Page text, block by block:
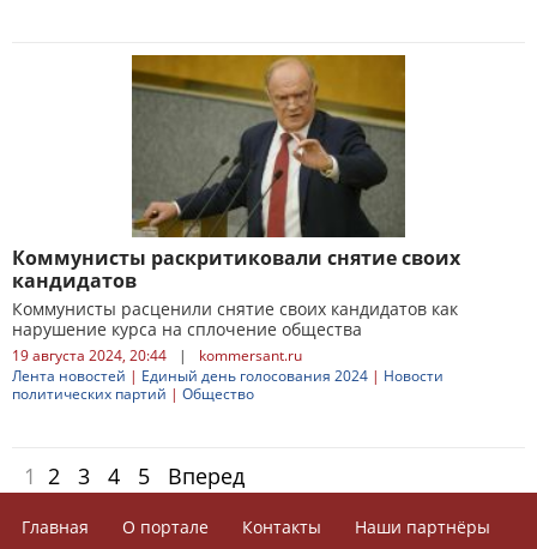
Коммунисты раскритиковали снятие своих
кандидатов
Коммунисты расценили снятие своих кандидатов как
нарушение курса на сплочение общества
19 августа 2024, 20:44 |
kommersant.ru
Лента новостей | Единый день голосования 2024 | Новости
политических партий | Общество
1 2 3 4 5 Вперед
Главная О портале Контакты Наши партнёры